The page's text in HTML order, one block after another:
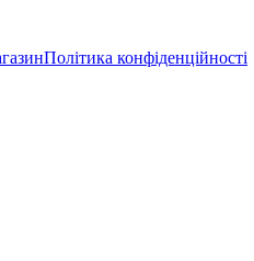
Політика конфіденційності